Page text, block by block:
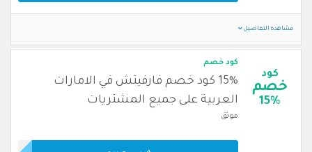
مشاهدة التفاصيل
كود
خصم
15%
كود خصم
15% كود خصم فارفيتش في الامارات
العربية على جميع المشتريات
موثق